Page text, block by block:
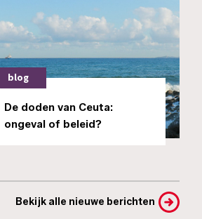
blog
De doden van Ceuta:
ongeval of beleid?
Bekijk alle nieuwe berichten